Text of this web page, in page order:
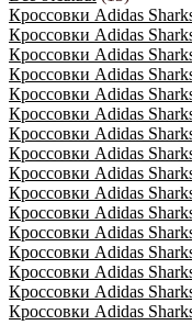
Кроссовки Adidas
Кроссовки Adidas
Кроссовки Adidas
Кроссовки Adidas
Кроссовки Adidas
Кроссовки Adidas
Кроссовки Adidas
Кроссовки Adidas
Кроссовки Adidas
Кроссовки Adidas
Кроссовки Adidas
Кроссовки Adidas
Кроссовки Adidas
Кроссовки Adidas
Кроссовки Adidas
Кроссовки Adidas